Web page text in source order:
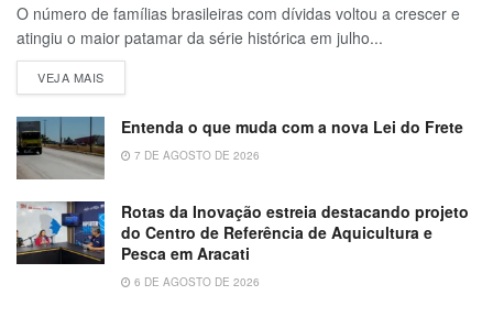
O número de famílias brasileiras com dívidas voltou a crescer e
atingiu o maior patamar da série histórica em julho...
VEJA MAIS
Entenda o que muda com a nova Lei do Frete
7 DE AGOSTO DE 2026
Rotas da Inovação estreia destacando projeto
do Centro de Referência de Aquicultura e
Pesca em Aracati
6 DE AGOSTO DE 2026